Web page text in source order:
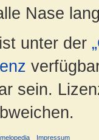
Nase
unter der
sein.
Impressum